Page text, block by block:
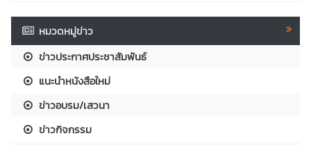
หมวดหมู่ข่าว
ข่าวประกาศประชาสัมพันธ์
แนะนำหนังสือใหม่
ข่าวอบรม/เสวนา
ข่าวกิจกรรม